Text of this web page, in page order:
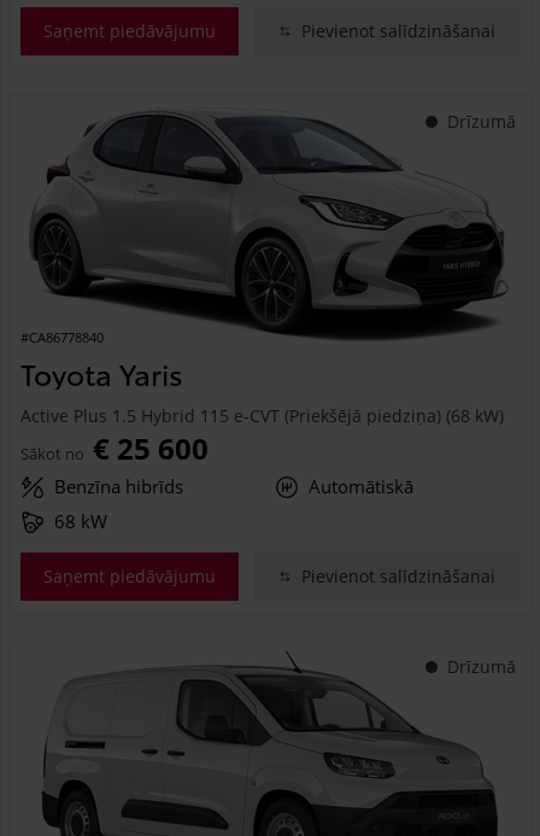
Saņemt piedāvājumu Pievienot salīdzināšanai
Drīzumā
#CA86778840
Toyota Yaris
Active Plus 1.5 Hybrid 115 e-CVT (Priekšējā piedziņa) (68 kW)
Sākot no € 25 600
Benzīna hibrīds
Automātiskā
68 kW
Saņemt piedāvājumu Pievienot salīdzināšanai
Drīzumā